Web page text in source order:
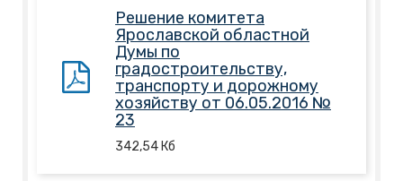
Решение комитета
Ярославской областной
Думы по
градостроительству,
транспорту и дорожному
хозяйству от 06.05.2016 №
23
342,54 Кб